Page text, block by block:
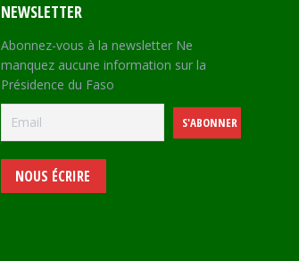
NEWSLETTER
Abonnez-vous à la newsletter Ne
manquez aucune information sur la
Présidence du Faso
NOUS ÉCRIRE